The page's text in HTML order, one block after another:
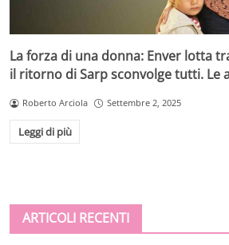
La forza di una donna: Enver lotta
il ritorno di Sarp sconvolge tutti. Le
Roberto Arciola Settembre 2, 2025
Leggi di più
ARTICOLI RECENTI